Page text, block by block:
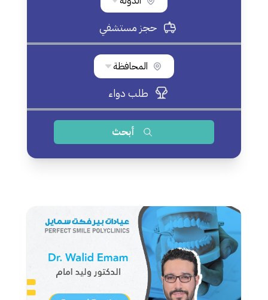
حجز مستشفي
المحافظة
طلب دواء
أبحث